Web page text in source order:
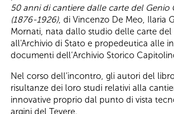
50 anni di cantiere dalle carte del Genio
(1876-1926), di Vincenzo De Meo, Ilaria
Mornati, nata dallo studio delle carte del
all'Archivio di Stato e propedeutica alle
documenti dell’Archivio Storico
Nel corso dell’incontro, gli autori del
risultanze dei loro studi relativi alla
innovative proprio dal punto di vista
argini del Tevere.